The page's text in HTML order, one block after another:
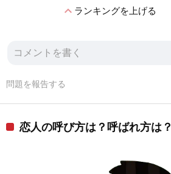
expand_lessランキングを上げる
問題を報告する
恋人の呼び方は？呼ばれ方は？